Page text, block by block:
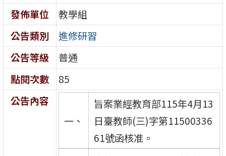
發佈單位
教學組
公告類別
進修研習
公告等級
普通
點閱次數
85
公告內容
一、
旨案業經教育部115年4月13
日臺教師(三)字第11500336
61號函核准。